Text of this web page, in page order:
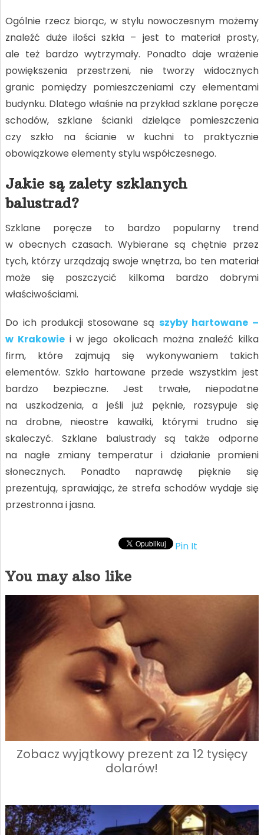
Ogólnie rzecz biorąc, w stylu nowoczesnym możemy
znaleźć duże ilości szkła – jest to materiał prosty,
ale też bardzo wytrzymały. Ponadto daje wrażenie
powiększenia przestrzeni, nie tworzy widocznych
granic pomiędzy pomieszczeniami czy elementami
budynku. Dlatego właśnie na przykład szklane poręcze
schodów, szklane ścianki dzielące pomieszczenia
czy szkło na ścianie w kuchni to praktycznie
obowiązkowe elementy stylu współczesnego.
Jakie są zalety szklanych
balustrad?
Szklane poręcze to bardzo popularny trend
w obecnych czasach. Wybierane są chętnie przez
tych, którzy urządzają swoje wnętrza, bo ten materiał
może się poszczycić kilkoma bardzo dobrymi
właściwościami.
Do ich produkcji stosowane są szyby hartowane –
w Krakowie i w jego okolicach można znaleźć kilka
firm, które zajmują się wykonywaniem takich
elementów. Szkło hartowane przede wszystkim jest
bardzo bezpieczne. Jest trwałe, niepodatne
na uszkodzenia, a jeśli już pęknie, rozsypuje się
na drobne, nieostre kawałki, którymi trudno się
skaleczyć. Szklane balustrady są także odporne
na nagłe zmiany temperatur i działanie promieni
słonecznych. Ponadto naprawdę pięknie się
prezentują, sprawiając, że strefa schodów wydaje się
przestronna i jasna.
Pin It
You may also like
Zobacz wyjątkowy prezent za 12 tysięcy
dolarów!